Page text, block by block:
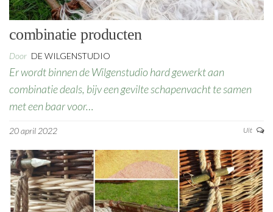
combinatie producten
Door DE WILGENSTUDIO
Er wordt binnen de Wilgenstudio hard gewerkt aan
combinatie deals, bijv een gevilte schapenvacht te samen
met een baar voor…
20 april 2022 Uit